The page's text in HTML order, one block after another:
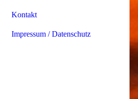
Kontakt
Impressum / Datenschutz